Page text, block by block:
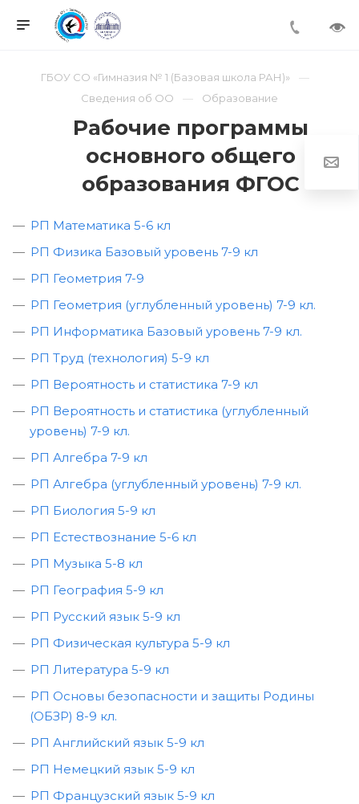
ГБОУ СО «Гимназия № 1 (Базовая школа РАН)»
Сведения об ОО
Образование
Рабочие программы
основного общего
образования ФГОС
РП Математика 5-6 кл
РП Физика Базовый уровень 7-9 кл
РП Геометрия 7-9
РП Геометрия (углубленный уровень) 7-9 кл.
РП Информатика Базовый уровень 7-9 кл.
РП Труд (технология) 5-9 кл
РП Вероятность и статистика 7-9 кл
РП Вероятность и статистика (углубленный
уровень) 7-9 кл.
РП Алгебра 7-9 кл
РП Алгебра (углубленный уровень) 7-9 кл.
РП Биология 5-9 кл
РП Естествознание 5-6 кл
РП Музыка 5-8 кл
РП География 5-9 кл
РП Русский язык 5-9 кл
РП Физическая культура 5-9 кл
РП Литература 5-9 кл
РП Основы безопасности и защиты Родины
(ОБЗР) 8-9 кл.
РП Английский язык 5-9 кл
РП Немецкий язык 5-9 кл
РП Французский язык 5-9 кл